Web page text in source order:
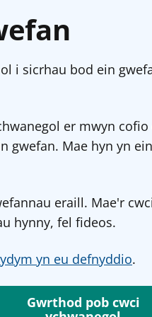
i sicrhau bod ein
er mwyn
gwefan. Mae hyn yn
eraill. Mae'r
hynny, fel fideos.
yn eu defnyddio.
Gwrthod pob cwci